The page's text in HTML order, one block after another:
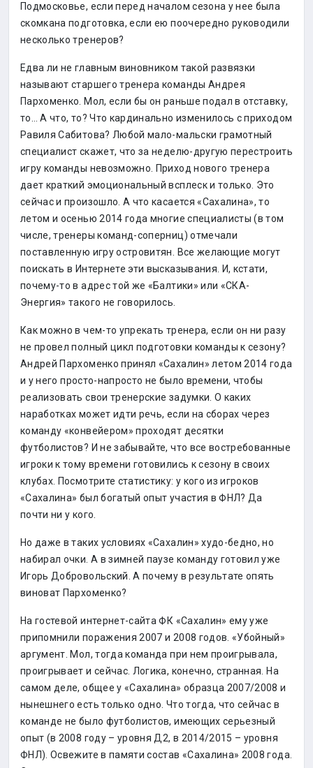
Подмосковье, если перед началом сезона у нее была
скомкана подготовка, если ею поочередно руководили
несколько тренеров?
Едва ли не главным виновником такой развязки
называют старшего тренера команды Андрея
Пархоменко. Мол, если бы он раньше подал в отставку,
то… А что, то? Что кардинально изменилось с приходом
Равиля Сабитова? Любой мало-мальски грамотный
специалист скажет, что за неделю-другую перестроить
игру команды невозможно. Приход нового тренера
дает краткий эмоциональный всплеск и только. Это
сейчас и произошло. А что касается «Сахалина», то
летом и осенью 2014 года многие специалисты (в том
числе, тренеры команд-соперниц) отмечали
поставленную игру островитян. Все желающие могут
поискать в Интернете эти высказывания. И, кстати,
почему-то в адрес той же «Балтики» или «СКА-
Энергия» такого не говорилось.
Как можно в чем-то упрекать тренера, если он ни разу
не провел полный цикл подготовки команды к сезону?
Андрей Пархоменко принял «Сахалин» летом 2014 года
и у него просто-напросто не было времени, чтобы
реализовать свои тренерские задумки. О каких
наработках может идти речь, если на сборах через
команду «конвейером» проходят десятки
футболистов? И не забывайте, что все востребованные
игроки к тому времени готовились к сезону в своих
клубах. Посмотрите статистику: у кого из игроков
«Сахалина» был богатый опыт участия в ФНЛ? Да
почти ни у кого.
Но даже в таких условиях «Сахалин» худо-бедно, но
набирал очки. А в зимней паузе команду готовил уже
Игорь Добровольский. А почему в результате опять
виноват Пархоменко?
На гостевой интернет-сайта ФК «Сахалин» ему уже
припомнили поражения 2007 и 2008 годов. «Убойный»
аргумент. Мол, тогда команда при нем проигрывала,
проигрывает и сейчас. Логика, конечно, странная. На
самом деле, общее у «Сахалина» образца 2007/2008 и
нынешнего есть только одно. Что тогда, что сейчас в
команде не было футболистов, имеющих серьезный
опыт (в 2008 году – уровня Д2, в 2014/2015 – уровня
ФНЛ). Освежите в памяти состав «Сахалина» 2008 года.